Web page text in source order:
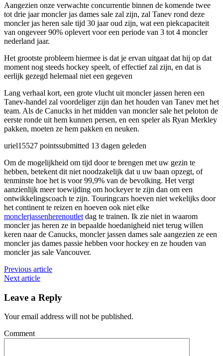
Aangezien onze verwachte concurrentie binnen de komende twee
tot drie jaar moncler jas dames sale zal zijn, zal Tanev rond deze
moncler jas heren sale tijd 30 jaar oud zijn, wat een piekcapaciteit
van ongeveer 90% oplevert voor een periode van 3 tot 4 moncler
nederland jaar.
Het grootste probleem hiermee is dat je ervan uitgaat dat hij op dat
moment nog steeds hockey speelt, of effectief zal zijn, en dat is
eerlijk gezegd helemaal niet een gegeven
Lang verhaal kort, een grote vlucht uit moncler jassen heren een
Tanev-handel zal voordeliger zijn dan het houden van Tanev met het
team. Als de Canucks in het midden van moncler sale het peloton de
eerste ronde uit hem kunnen persen, en een speler als Ryan Merkley
pakken, moeten ze hem pakken en neuken.
uriel15527 pointssubmitted 13 dagen geleden
Om de mogelijkheid om tijd door te brengen met uw gezin te
hebben, betekent dit niet noodzakelijk dat u uw baan opzegt, of
tenminste hoe het is voor 99,9% van de bevolking. Het vergt
aanzienlijk meer toewijding om hockeyer te zijn dan om een ​​
ontwikkelingscoach te zijn. Touringcars hoeven niet wekelijks door
het continent te reizen en hoeven ook niet elke
monclerjassenherenoutlet dag te trainen. Ik zie niet in waarom
moncler jas heren ze in bepaalde hoedanigheid niet terug willen
keren naar de Canucks, moncler jassen dames sale aangezien ze een
moncler jas dames passie hebben voor hockey en ze houden van
moncler jas sale Vancouver.
Previous article
Next article
Leave a Reply
Your email address will not be published.
Comment